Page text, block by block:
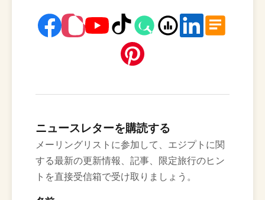
ニュースレターを購読する
メーリングリストに参加して、エジプトに関
する最新の更新情報、記事、限定旅行のヒン
トを直接受信箱で受け取りましょう。